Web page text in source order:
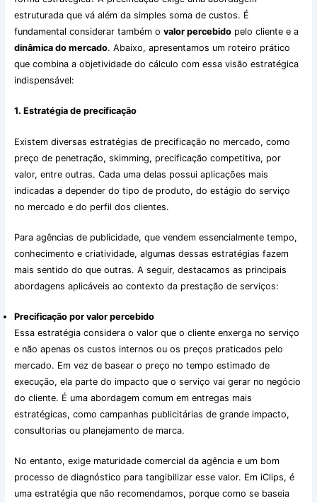
estruturada que vá além da simples soma de custos. É
fundamental considerar também o valor percebidopelo cliente e a
dinâmica do mercado. Abaixo, apresentamos um roteiro prático
que combina a objetividade do cálculo com essa visão estratégica
indispensável:
1. Estratégia de precificação
Existem diversas estratégias de precificação no mercado, como
preço de penetração, skimming, precificação competitiva, por
valor, entre outras. Cada uma delas possui aplicações mais
indicadas a depender do tipo de produto, do estágio do serviço
no mercado e do perfil dos clientes.
Para agências de publicidade, que vendem essencialmente tempo,
conhecimento e criatividade, algumas dessas estratégias fazem
mais sentido do que outras. A seguir, destacamos as principais
abordagens aplicáveis ao contexto da prestação de serviços:
Precificação por valor percebido
Essa estratégia considera o valor que o cliente enxerga no serviço
e não apenas os custos internos ou os preços praticados pelo
mercado. Em vez de basear o preço no tempo estimado de
execução, ela parte do impacto que o serviço vai gerar no negócio
do cliente. É uma abordagem comum em entregas mais
estratégicas, como campanhas publicitárias de grande impacto,
consultorias ou planejamento de marca.
No entanto, exige maturidade comercial da agência e um bom
processo de diagnóstico para tangibilizar esse valor. Em iClips, é
uma estratégia que não recomendamos, porque como se baseia